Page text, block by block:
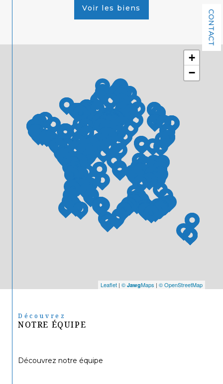
CONTACT
+
−
Leaflet | © JawgMaps | © OpenStreetMap
Voir les biens
Découvrez
NOTRE ÉQUIPE
Découvrez notre équipe